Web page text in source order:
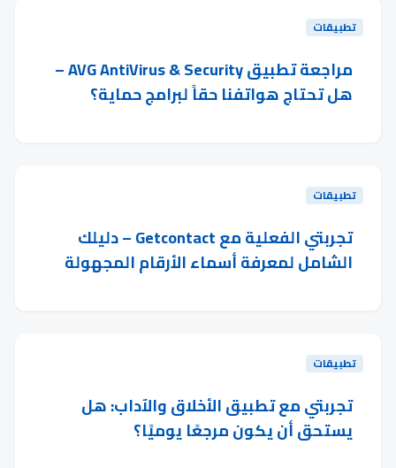
تطبيقات
مراجعة تطبيق AVG AntiVirus & Security –
هل تحتاج هواتفنا حقاً لبرامج حماية؟
تطبيقات
تجربتي الفعلية مع Getcontact – دليلك
الشامل لمعرفة أسماء الأرقام المجهولة
تطبيقات
تجربتي مع تطبيق الأخلاق والآداب: هل
يستحق أن يكون مرجعًا يوميًا؟